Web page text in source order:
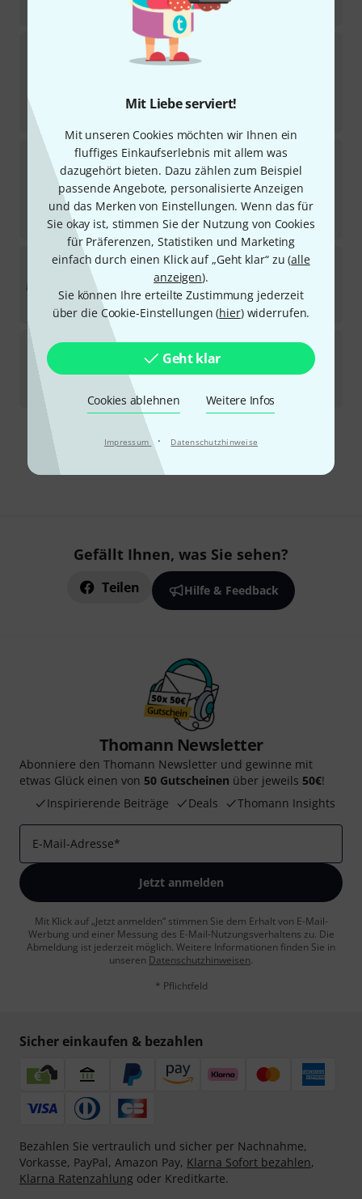
Mit Liebe serviert!
Mit unseren Cookies möchten wir Ihnen ein
fluffiges Einkaufserlebnis mit allem was
dazugehört bieten. Dazu zählen zum Beispiel
passende Angebote, personalisierte Anzeigen
und das Merken von Einstellungen. Wenn das für
Sie okay ist, stimmen Sie der Nutzung von Cookies
für Präferenzen, Statistiken und Marketing
einfach durch einen Klick auf „Geht klar“ zu (alle
anzeigen).
Sie können Ihre erteilte Zustimmung jederzeit
über die Cookie-Einstellungen (hier) widerrufen.
Geht klar
Cookies ablehnen Weitere Infos
Impressum · Datenschutzhinweise
30-Tage-Bestpreis:15,90
Fur Circles
1
€
URSA Soft Strips black
Sofort lieferbar
14,40 €
30-Tage-Bestpreis:15,90 €
-9%
URSA Waist Strap L BP black
3
Sofort lieferbar
42€
URSAPouch small beige
3
Sofort lieferbar
22
Kostenloser Versand ab 29 €
Alle Preise inkl. MwSt.
Gefällt Ihnen, was Sie sehen?
Teilen Hilfe & Feedback
Thomann Newsletter
Abonniere den Thomann Newsletter und gewinne mit
etwas Glück einen von 50 Gutscheinen über jeweils 50€!
Inspirierende Beiträge
Deals Thomann Insights
E-Mail-Adresse*
Jetzt anmelden
Mit Klick auf „Jetzt anmelden“ stimmen Sie dem Erhalt von E-Mail-
Werbung und einer Messung des E-Mail-Nutzungsverhaltens zu. Die
Abmeldung ist jederzeit möglich. Weitere Informationen finden Sie in
unseren Datenschutzhinweisen.
* Pflichtfeld
Sicher einkaufen & bezahlen
Bezahlen Sie vertraulich und sicher per Nachnahme,
Vorkasse, PayPal, Amazon Pay, Klarna Sofort bezahlen,
Klarna Ratenzahlung oder Kreditkarte.